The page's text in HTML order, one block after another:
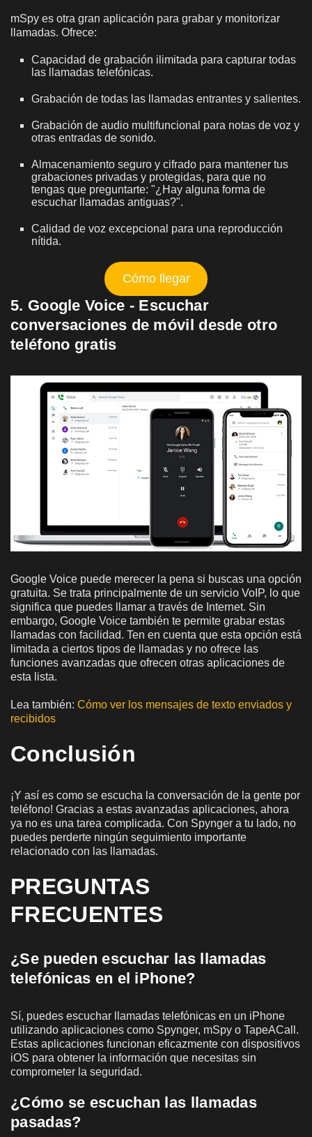
mSpy es otra gran aplicación para grabar y monitorizar
llamadas. Ofrece:
Capacidad de grabación ilimitada para capturar todas
las llamadas telefónicas.
Grabación de todas las llamadas entrantes y salientes.
Grabación de audio multifuncional para notas de voz y
otras entradas de sonido.
Almacenamiento seguro y cifrado para mantener tus
grabaciones privadas y protegidas, para que no
tengas que preguntarte: "¿Hay alguna forma de
escuchar llamadas antiguas?".
Calidad de voz excepcional para una reproducción
nítida.
Cómo llegar
5. Google Voice - Escuchar
conversaciones de móvil desde otro
teléfono gratis
Google Voice puede merecer la pena si buscas una opción
gratuita. Se trata principalmente de un servicio VoIP, lo que
significa que puedes llamar a través de Internet. Sin
embargo, Google Voice también te permite grabar estas
llamadas con facilidad. Ten en cuenta que esta opción está
limitada a ciertos tipos de llamadas y no ofrece las
funciones avanzadas que ofrecen otras aplicaciones de
esta lista.
Lea también: Cómo ver los mensajes de texto enviados y
recibidos
Conclusión
¡Y así es como se escucha la conversación de la gente por
teléfono! Gracias a estas avanzadas aplicaciones, ahora
ya no es una tarea complicada. Con Spynger a tu lado, no
puedes perderte ningún seguimiento importante
relacionado con las llamadas.
PREGUNTAS
FRECUENTES
¿Se pueden escuchar las llamadas
telefónicas en el iPhone?
Sí, puedes escuchar llamadas telefónicas en un iPhone
utilizando aplicaciones como Spynger, mSpy o TapeACall.
Estas aplicaciones funcionan eficazmente con dispositivos
iOS para obtener la información que necesitas sin
comprometer la seguridad.
¿Cómo se escuchan las llamadas
pasadas?